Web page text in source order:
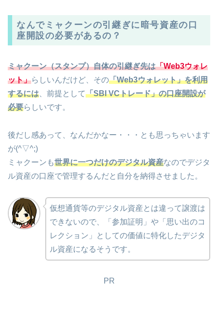
なんでミャクーンの引継ぎに暗号資産の口
座開設の必要があるの？
ミャクーン（スタンプ）自体の引継ぎ先は「Web3ウォレ
ット」らしいんだけど、その「Web3ウォレット」を利用
するには 、前提として「SBI VCトレード」の口座開設が
必要らしいです。
後だし感あって、なんだかなー・・・とも思っちゃいます
が(^▽^;)
ミャクーンも世界に一つだけのデジタル資産なのでデジタ
ル資産の口座で管理するんだと自分を納得させました。
仮想通貨等のデジタル資産とは違って譲渡は
できないので、「参加証明」や「思い出のコ
レクション」としての価値に特化したデジタ
ル資産になるそうです。
PR